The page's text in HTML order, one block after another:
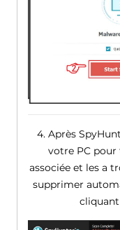
4. Après
votre PC pour
associée et les a
supprimer